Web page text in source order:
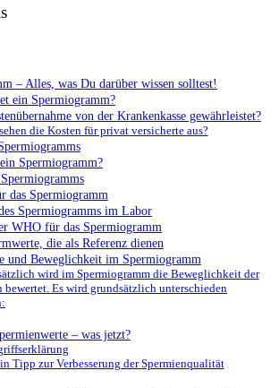
– Alles, was Du darüber wissen solltest!
ein Spermiogramm?
von der Krankenkasse gewährleistet?
die Kosten für privat versicherte aus?
Spermiogramm?
das Spermiogramm
Spermiogramms im Labor
WHO für das Spermiogramm
die als Referenz dienen
und Beweglichkeit im Spermiogramm
wird im Spermiogramm die Beweglichkeit der
bewertet. Es wird grundsätzlich unterschieden
– was jetzt?
Tipp zur Verbesserung der Spermienqualität